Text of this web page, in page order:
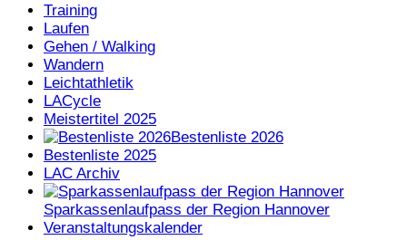
Training
Laufen
Gehen / Walking
Wandern
Leichtathletik
LACycle
Meistertitel 2025
Bestenliste 2026
Bestenliste 2025
LAC Archiv
Sparkassenlaufpass der Region Hannover
Veranstaltungskalender